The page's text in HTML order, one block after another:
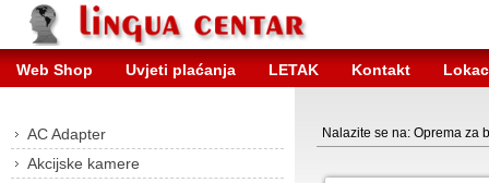
Web Shop Uvjeti plaćanja LETAK Kontakt
AC Adapter
Akcijske kamere
Nalazite se na: Oprema za